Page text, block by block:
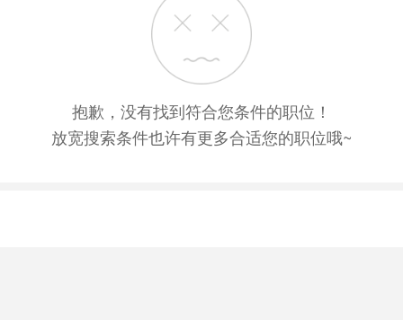
抱歉，没有找到符合您条件的职位！
放宽搜索条件也许有更多合适您的职位哦~